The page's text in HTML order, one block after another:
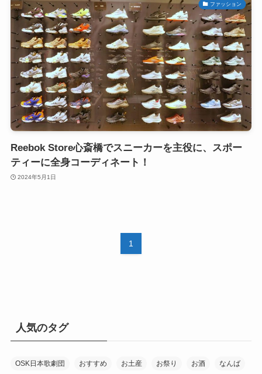
ファッション
Reebok Store心斎橋でスニーカーを主役に、スポー
ティーに全身コーディネート！
2024年5月1日
1
人気のタグ
OSK日本歌劇団 おすすめ お土産 お祭り お酒 なんば